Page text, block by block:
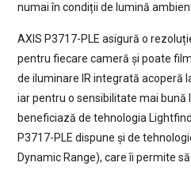
numai în condiții de lumină
AXIS P3717-PLE asigură o
pentru fiecare cameră și poate
de iluminare IR integrată acoperă
iar pentru o sensibilitate mai bună
beneficiază de tehnologia
P3717-PLE dispune și de
Dynamic Range), care îi permite